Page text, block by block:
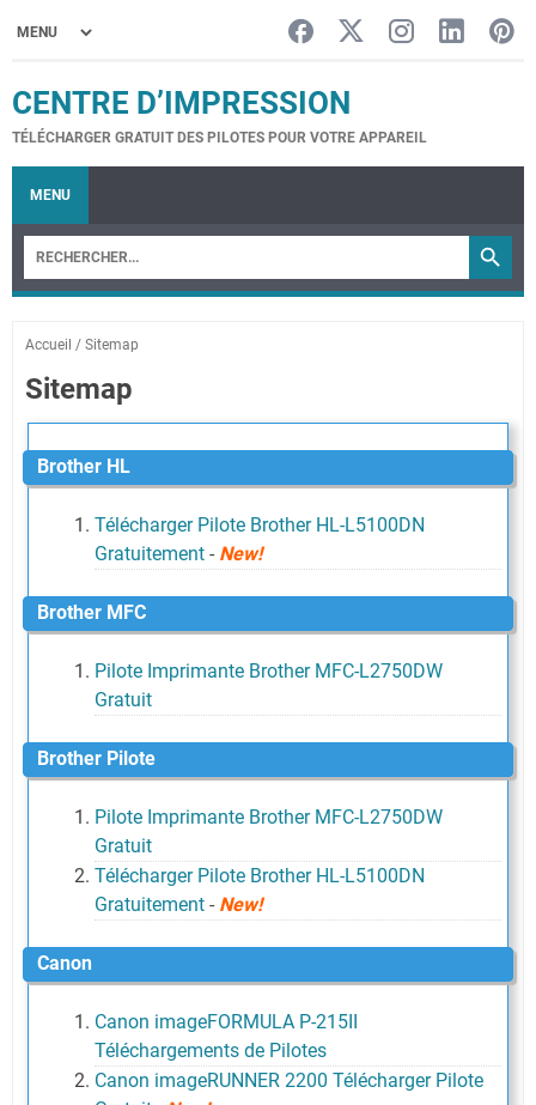
CENTRE D’IMPRESSION
TÉLÉCHARGER GRATUIT DES PILOTES POUR VOTRE APPAREIL
MENU
Accueil / Sitemap
Sitemap
Brother HL
Télécharger Pilote Brother HL-L5100DN
Gratuitement - New!
Brother MFC
Pilote Imprimante Brother MFC-L2750DW
Gratuit
Brother Pilote
Pilote Imprimante Brother MFC-L2750DW
Gratuit
Télécharger Pilote Brother HL-L5100DN
Gratuitement - New!
Canon
Canon imageFORMULA P-215II
Téléchargements de Pilotes
Canon imageRUNNER 2200 Télécharger Pilote